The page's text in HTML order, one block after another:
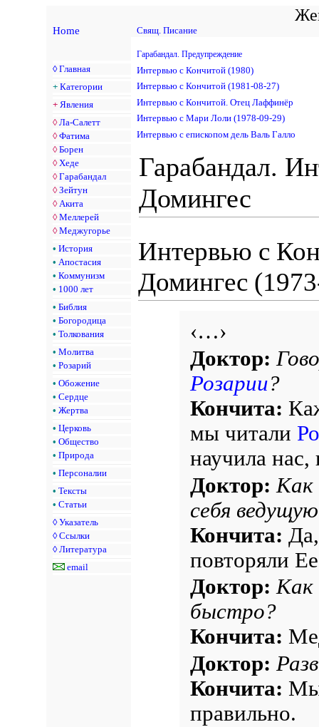
Home Свящ. Писание
◊ Главная
+ Категории
+ Явления
◊ Ла-Салетт
◊ Фатима
◊ Борен
◊ Хеде
◊ Гарабандал
◊ Зейтун
◊ Акита
◊ Меллерей
◊ Меджугорье
• История
• Апостасия
• Коммунизм
• 1000 лет
• Библия
• Богородица
• Толкования
• Молитва
• Розарий
• Обожение
• Сердце
• Жертва
• Церковь
• Общество
• Природа
• Персоналии
• Тексты
• Статьи
◊ Указатель
◊ Ссылки
◊ Литература
email
Гарабандал. Предупреждение
Интервью с Кончитой (1980)
Интервью с Кончитой (1981-08-27)
Интервью с Кончитой. Отец Лаффинёр
Интервью с Мари Лоли (1978-09-29)
Интервью с епископом дель Валь Галло
Гарабандал.
Домингес
Интервью с
Домингес
‹…›
Доктор:
Розарии?
Кончита:
мы читали
научила нас,
Доктор: Как
себя
Кончита:
повторяли
Доктор: Как
быстро?
Кончита:
Доктор:
Кончита: Мы
правильно.